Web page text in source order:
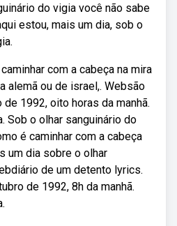
do vigia você não sabe
estou, mais um dia, sob o
com a cabeça na mira
alemã ou de israel,. Websão
1992, oito horas da manhã.
Sob o olhar sanguinário do
é caminhar com a cabeça
um dia sobre o olhar
de um detento lyrics.
de 1992, 8h da manhã.